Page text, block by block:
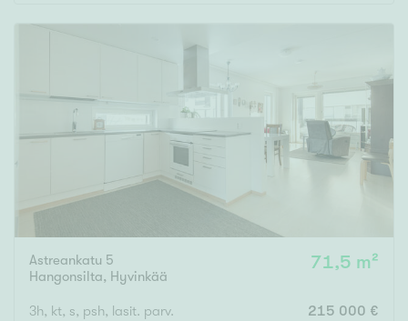
Astreankatu 5
Hangonsilta, Hyvinkää
71,5 m²
3h, kt, s, psh, lasit. parv. 215 000 €